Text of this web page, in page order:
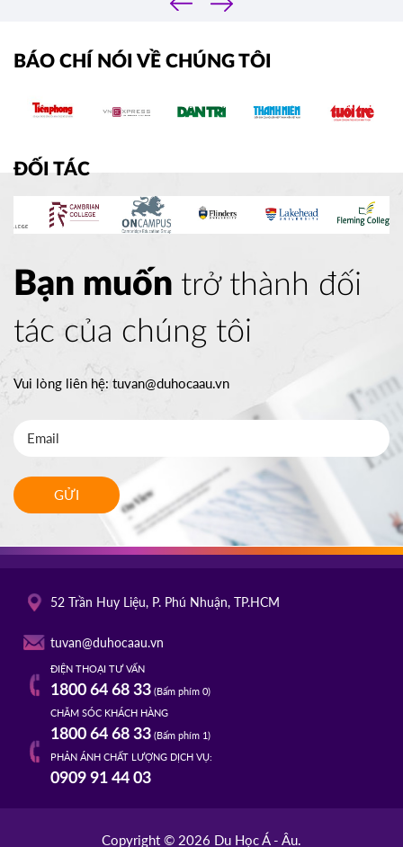
›
BÁO CHÍ NÓI VỀ CHÚNG TÔI
ĐỐI TÁC
Bạn muốn trở thành đối
tác của chúng tôi
Vui lòng liên hệ: tuvan@duhocaau.vn
GỬI
52 Trần Huy Liệu, P. Phú Nhuận, TP.HCM
tuvan@duhocaau.vn
ĐIỆN THOẠI TƯ VẤN
1800 64 68 33(Bấm phím 0)
CHĂM SÓC KHÁCH HÀNG
1800 64 68 33(Bấm phím 1)
PHẢN ÁNH CHẤT LƯỢNG DỊCH VỤ:
0909 91 44 03
Copyright © 2026 Du Học Á - Âu.